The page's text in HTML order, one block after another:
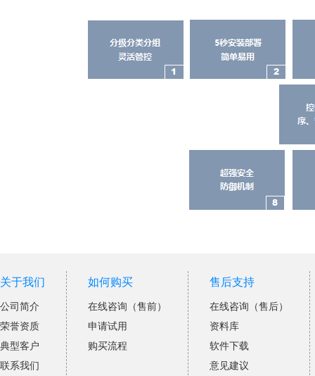
关于我们
公司简介
荣誉资质
典型客户
联系我们
如何购买
在线咨询（售前）
申请试用
购买流程
售后支持
在线咨询（售后）
资料库
软件下载
意见建议